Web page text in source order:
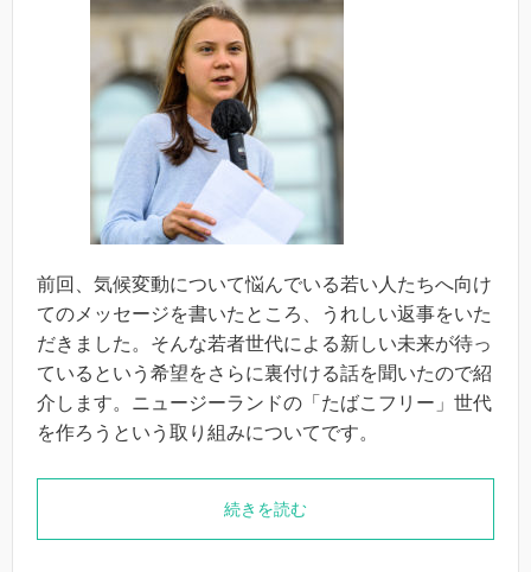
前回、気候変動について悩んでいる若い人たちへ向け
てのメッセージを書いたところ、うれしい返事をいた
だきました。そんな若者世代による新しい未来が待っ
ているという希望をさらに裏付ける話を聞いたので紹
介します。ニュージーランドの「たばこフリー」世代
を作ろうという取り組みについてです。
続きを読む